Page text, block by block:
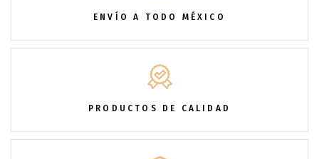
ENVÍO A TODO MÉXICO
PRODUCTOS DE CALIDAD